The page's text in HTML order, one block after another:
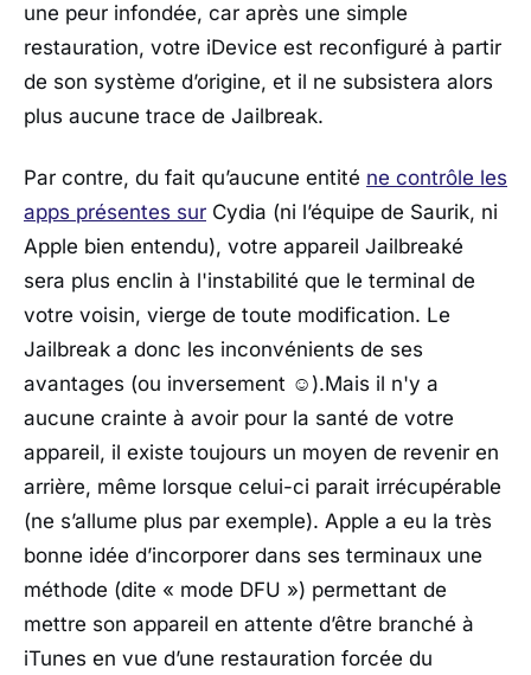
une peur infondée, car après une simple
restauration, votre iDevice est reconfiguré à partir
de son système d’origine, et il ne subsistera alors
plus aucune trace de Jailbreak.
Par contre, du fait qu’aucune entité ne contrôle les
apps présentes sur Cydia (ni l’équipe de Saurik, ni
Apple bien entendu), votre appareil Jailbreaké
sera plus enclin à l'instabilité que le terminal de
votre voisin, vierge de toute modification. Le
Jailbreak a donc les inconvénients de ses
avantages (ou inversement ☺).Mais il n'y a
aucune crainte à avoir pour la santé de votre
appareil, il existe toujours un moyen de revenir en
arrière, même lorsque celui-ci parait irrécupérable
(ne s’allume plus par exemple). Apple a eu la très
bonne idée d’incorporer dans ses terminaux une
méthode (dite « mode DFU ») permettant de
mettre son appareil en attente d’être branché à
iTunes en vue d’une restauration forcée du